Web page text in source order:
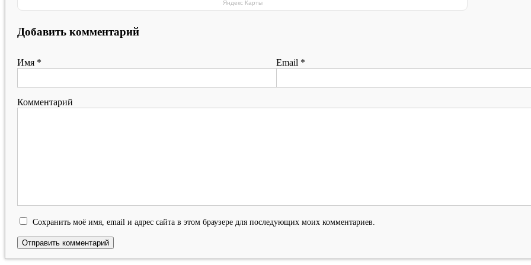
Яндекс Карты
Добавить комментарий
Имя * Email *
Комментарий
Сохранить моё имя, email и адрес сайта в этом браузере для последующих моих комментариев.